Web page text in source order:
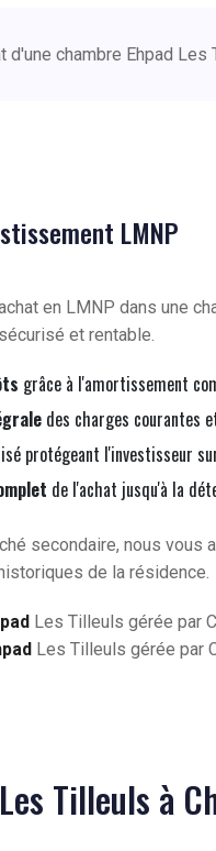
d'une chambre Ehpad
LMNP
en LMNP dans une
et rentable.
grâce à l'amortissement
des charges courantes
protégeant l'investisseur
de l'achat jusqu'à la
secondaire, nous
de la résidence.
Les Tilleuls gérée par
Les Tilleuls gérée par
Tilleuls à